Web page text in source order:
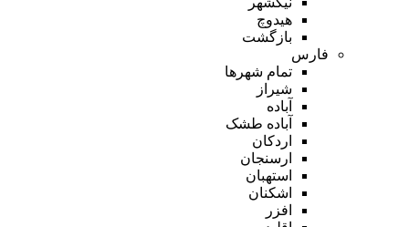
هیدوچ
بازگشت
فارس
تمام شهر‌ها
شیراز
آباده
آباده طشک
اردکان
ارسنجان
استهبان
اشکنان
افزر